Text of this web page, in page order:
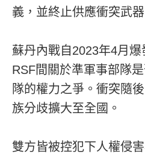
義，並終止供應衝突武器
蘇丹內戰自2023年4月
RSF間關於準軍事部隊
隊的權力之爭。衝突隨
族分歧擴大至全國。
雙方皆被控犯下人權侵